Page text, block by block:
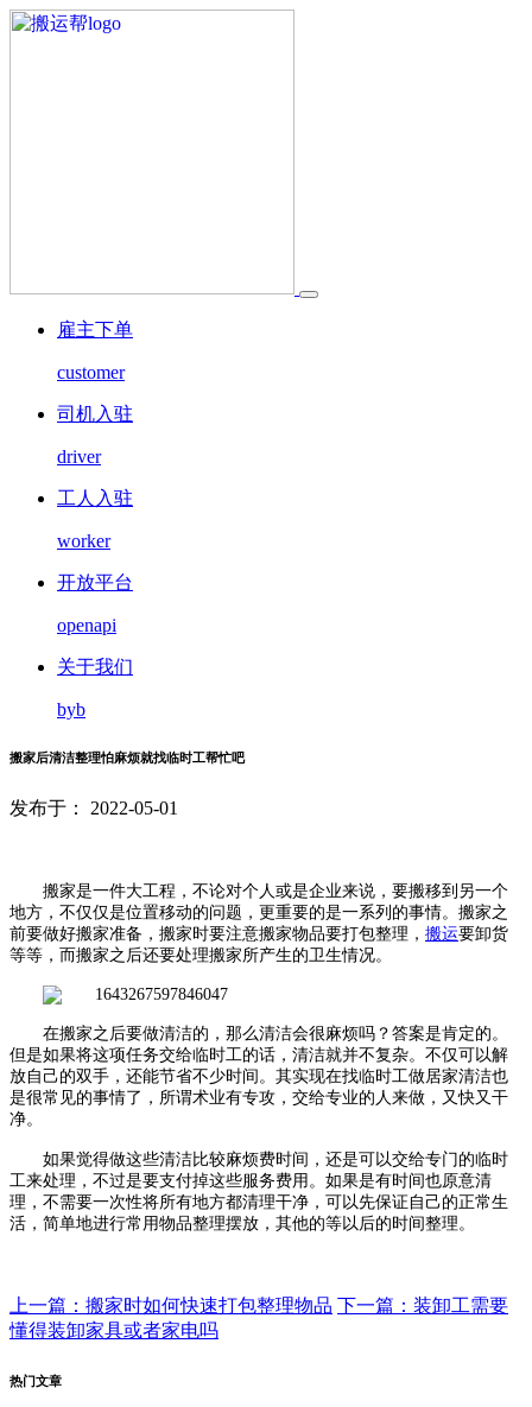
雇主下单
customer
司机入驻
driver
工人入驻
worker
开放平台
openapi
关于我们
byb
搬家后清洁整理怕麻烦就找临时工帮忙吧
发布于： 2022-05-01
搬家是一件大工程，不论对个人或是企业来说，要搬移到另一个
地方，不仅仅是位置移动的问题，更重要的是一系列的事情。搬家之
前要做好搬家准备，搬家时要注意搬家物品要打包整理， 搬运要卸货
等等，而搬家之后还要处理搬家所产生的卫生情况。
在搬家之后要做清洁的，那么清洁会很麻烦吗？答案是肯定的。
但是如果将这项任务交给临时工的话，清洁就并不复杂。不仅可以解
放自己的双手，还能节省不少时间。其实现在找临时工做居家清洁也
是很常见的事情了，所谓术业有专攻，交给专业的人来做，又快又干
净。
如果觉得做这些清洁比较麻烦费时间，还是可以交给专门的临时
工来处理，不过是要支付掉这些服务费用。如果是有时间也原意清
理，不需要一次性将所有地方都清理干净，可以先保证自己的正常生
活，简单地进行常用物品整理摆放，其他的等以后的时间整理。
上一篇：搬家时如何快速打包整理物品 下一篇：装卸工需要
懂得装卸家具或者家电吗
热门文章